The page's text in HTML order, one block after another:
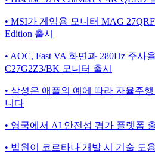
• MSI가 게임용 모니터 MAG
Edition 출시
• AOC, Fast VA 화면과 280Hz 주사
C27G2Z3/BK 모니터 출시
• 삼성은 애플의 예에 따라 자율주
니다
• 영국에서 AI 안전성 평가 플랫폼
• 법원이 코르타나 개발 시 기술 도